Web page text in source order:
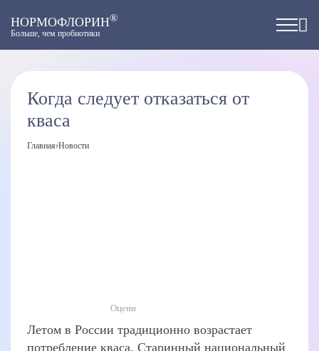
НОРМОФЛОРИН®
Больше, чем пробиотики
Когда следует отказаться от
кваса
Главная›Новости
Оцени
Летом в России традиционно возрастает
потребление кваса. Старинный национальный